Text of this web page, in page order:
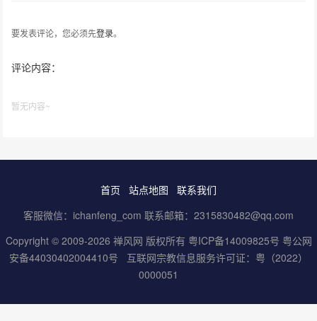
要发表评论，您必须先登录。
评论内容：
暂无内容~
首页 站点地图
联系我们
客服微信：ichanfeng_com 联系邮箱：2315830482@qq.com
Copyright © 2009-2026 禅风网 版权所有 粤ICP备14009825号 粤公网
安备44030402004410号
互联网宗教信息服务许可证：粤（2022）
0000051